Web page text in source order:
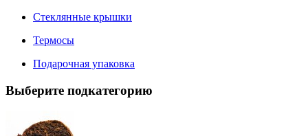
Стеклянные крышки
Термосы
Подарочная упаковка
Выберите подкатегорию